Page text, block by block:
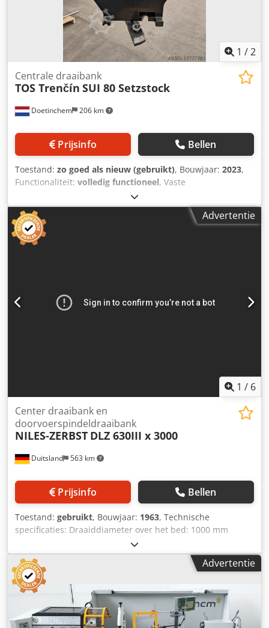
1 /2
Doetinchem 206 km
Centrale draaibank
TOS Trenčín SUI 80 Setzstock
Prijsinfo Bellen
Toestand: zo goed als nieuw (gebruikt), Bouwjaar: 2023,
Functionaliteit: volledig functioneel, Vaste
instelbankschroef met rolcilinders voor SUI 80 TRENCIN
Capaciteit : 210 - 370 mm 365 - 520 mm Alleen verkrijgbaar
als set Chodpfju Tvdbox Ahrsa
Advertentie
1 / 6
Duitsland 563 km
Center draaibank en
doorvoerspindeldraaibank
NILES-ZERBST DLZ 630III x 3000
Prijsinfo Bellen
Toestand: gebruikt, Bouwjaar: 1963, Technische
specificaties: Draaiddiameter over het bed: 1000 mm
Draaiddiameter over het steunpunt: 620 mm Draailengte:
3150 mm Afstand tussen de centers: 3150 mm
Draaiddiameter in de conus: 1200 mm Lengte van de
conus: 800 mm Machinegewicht, circa: 11,5 ton
Afmetingen machine, circa L x B x H: 7,5 x 1,5 x 1,7 m
Chodpfxeu Ix Aro Ahrea inclusief 2 steunbokken en diverse
centers *
Advertentie